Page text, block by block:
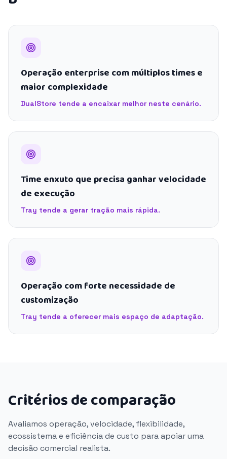
Operação enterprise com múltiplos times e
maior complexidade
DualStore tende a encaixar melhor neste cenário.
Time enxuto que precisa ganhar velocidade
de execução
Tray tende a gerar tração mais rápida.
Operação com forte necessidade de
customização
Tray tende a oferecer mais espaço de adaptação.
Critérios de comparação
Avaliamos operação, velocidade, flexibilidade,
ecossistema e eficiência de custo para apoiar uma
decisão comercial realista.